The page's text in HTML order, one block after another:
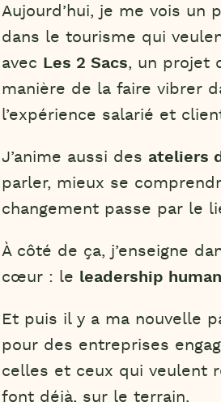
Aujourd’hui, je me vois un
dans le tourisme qui
avec Les 2 Sacs, un projet
manière de la faire vibrer
l’expérience salarié et
J’anime aussi des ateliers
parler, mieux se
changement passe par le
À côté de ça, j’enseigne
cœur : le leadership
Et puis il y a ma nouvelle
pour des entreprises
celles et ceux qui veulent
font déjà, sur le terrain.